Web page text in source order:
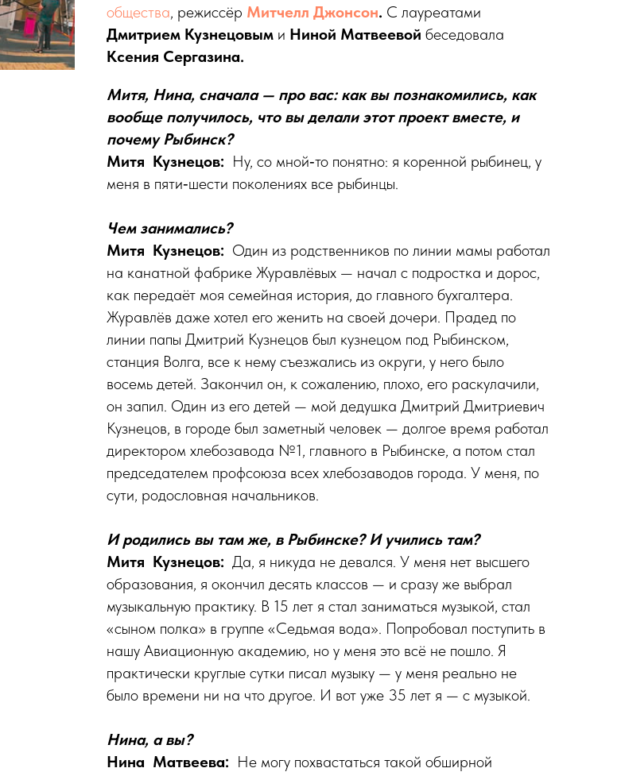
общества, режиссёр Митчелл Джонсон. С лауреатами
Дмитрием Кузнецовым и Ниной Матвеевой беседовала
Ксения Сергазина.
Митя, Нина, сначала — про вас: как вы познакомились, как
вообще получилось, что вы делали этот проект вместе, и
почему Рыбинск?
Митя Кузнецов: Ну, со мной‑то понятно: я коренной рыбинец, у
меня в пяти‑шести поколениях все ры­бинцы.
Чем занимались?
Митя Кузнецов: Один из родственников по линии мамы работал
на канатной фабрике Журавлёвых — начал с подростка и дорос,
как передаёт моя семейная история, до главного бухгалтера.
Журавлёв даже хотел его женить на своей дочери. Прадед по
линии папы Дмитрий Кузнецов был кузнецом под Рыбинском,
станция Волга, все к нему съезжались из округи, у него было
восемь детей. Закончил он, к сожалению, плохо, его раскулачили,
он запил. Один из его детей — мой дедушка Дмитрий Дмитриевич
Кузнецов, в городе был заметный человек — долгое время работал
директором хлебо­заво­да №1, главного в Рыбинске, а потом стал
председателем проф­сою­за всех хлебозаводов города. У меня, по
сути, родословная начальников.
И родились вы там же, в Рыбинске? И учились там?
Митя Кузнецов: Да, я никуда не девался. У меня нет высшего
образования, я окончил десять классов — и сразу же выбрал
музыкальную практику. В 15 лет я стал заниматься музыкой, стал
«сыном полка» в группе «Седьмая вода». Попробовал поступить в
нашу Авиационную академию, но у меня это всё не пошло. Я
практически круглые сутки писал музыку — у меня реально не
было времени ни на что другое. И вот уже 35 лет я — с музыкой.
Нина, а вы?
Нина Матвеева: Не могу похвастаться такой обширной